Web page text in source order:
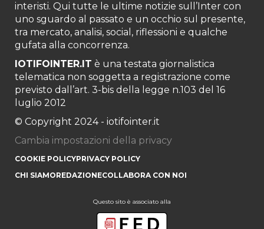
interisti. Qui tutte le ultime notizie sull’Inter con
uno sguardo al passato e un occhio sul presente,
tra mercato, analisi, social, riflessioni e qualche
gufata alla concorrenza.
IOTIFOINTER.IT è una testata giornalistica
telematica non soggetta a registrazione come
previsto dall’art. 3-bis della legge n.103 del 16
luglio 2012
© Copyright 2024 - iotifointer.it
Cambia impostazioni della privacy
COOKIE POLICYPRIVACY POLICY
CHI SIAMOREDAZIONECOLLABORA CON NOI
Questo sito è associato alla